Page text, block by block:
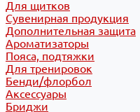
Для щитков
Сувенирная продукция
Дополнительная защита
Ароматизаторы
Пояса, подтяжки
Для тренировок
Бенди/флорбол
Аксессуары
Бриджи